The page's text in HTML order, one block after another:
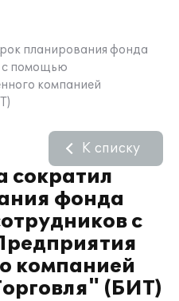
планирования фонда
с помощью
компанией
сократил
фонда
с
компанией
(БИТ)
К списку